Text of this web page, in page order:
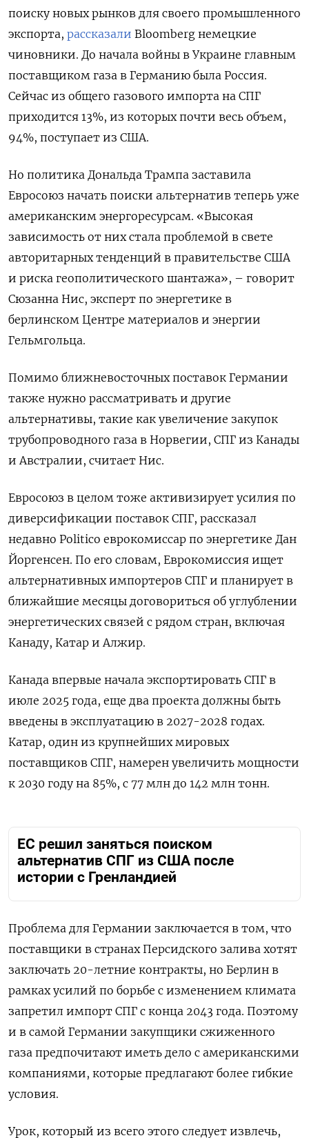
поиску новых рынков для своего промышленного
экспорта, рассказали Bloomberg немецкие
чиновники. До начала войны в Украине главным
поставщиком газа в Германию была Россия.
Сейчас из общего газового импорта на СПГ
приходится 13%, из которых почти весь объем,
94%, поступает из США.
Но политика Дональда Трампа заставила
Евросоюз начать поиски альтернатив теперь уже
американским энергоресурсам. «Высокая
зависимость от них стала проблемой в свете
авторитарных тенденций в правительстве США
и риска геополитического шантажа», – говорит
Сюзанна Нис, эксперт по энергетике в
берлинском Центре материалов и энергии
Гельмгольца.
Помимо ближневосточных поставок Германии
также нужно рассматривать и другие
альтернативы, такие как увеличение закупок
трубопроводного газа в Норвегии, СПГ из Канады
и Австралии, считает Нис.
Евросоюз в целом тоже активизирует усилия по
диверсификации поставок СПГ, рассказал
недавно Politico еврокомиссар по энергетике Дан
Йоргенсен. По его словам, Еврокомиссия ищет
альтернативных импортеров СПГ и планирует в
ближайшие месяцы договориться об углублении
энергетических связей с рядом стран, включая
Канаду, Катар и Алжир.
Канада впервые начала экспортировать СПГ в
июле 2025 года, еще два проекта должны быть
введены в эксплуатацию в 2027-2028 годах.
Катар, один из крупнейших мировых
поставщиков СПГ, намерен увеличить мощности
к 2030 году на 85%, с 77 млн до 142 млн тонн.
ЕС решил заняться поиском
альтернатив СПГ из США после
истории с Гренландией
Проблема для Германии заключается в том, что
поставщики в странах Персидского залива хотят
заключать 20-летние контракты, но Берлин в
рамках усилий по борьбе с изменением климата
запретил импорт СПГ с конца 2043 года. Поэтому
и в самой Германии закупщики сжиженного
газа предпочитают иметь дело с американскими
компаниями, которые предлагают более гибкие
условия.
Урок, который из всего этого следует извлечь,